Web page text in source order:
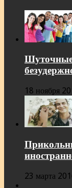
Шуточные
18 ноября
23 марта